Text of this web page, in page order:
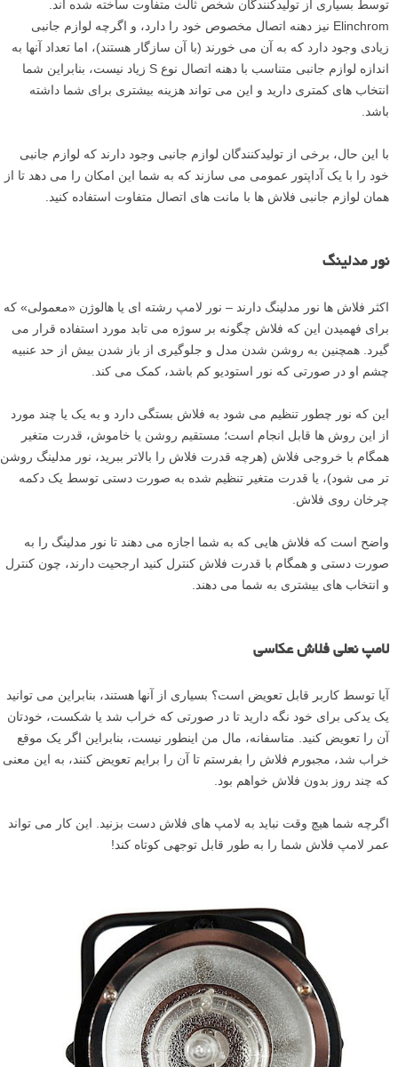
توسط بسیاری از تولیدکنندگان شخص ثالث متفاوت ساخته شده اند.
Elinchrom نیز دهنه اتصال مخصوص خود را دارد، و اگرچه لوازم جانبی
زیادی وجود دارد که به آن می خورند (با آن سازگار هستند)، اما تعداد آنها به
اندازه لوازم جانبی متناسب با دهنه اتصال نوع S زیاد نیست، بنابراین شما
انتخاب های کمتری دارید و این می تواند هزینه بیشتری برای شما داشته
باشد.
با این حال، برخی از تولیدکنندگان لوازم جانبی وجود دارند که لوازم جانبی
خود را با یک آداپتور عمومی می سازند که به شما این امکان را می دهد تا از
همان لوازم جانبی فلاش ها با مانت های اتصال متفاوت استفاده کنید.
نور مدلینگ
اکثر فلاش ها نور مدلینگ دارند – نور لامپ رشته ای یا هالوژن «معمولی» که
برای فهمیدن این که فلاش چگونه بر سوژه می تابد مورد استفاده قرار می
گیرد. همچنین به روشن شدن مدل و جلوگیری از باز شدن بیش از حد عنبیه
چشم او در صورتی که نور استودیو کم باشد، کمک می کند.
این که نور چطور تنظیم می شود به فلاش بستگی دارد و به یک یا چند مورد
از این روش ها قابل انجام است؛ مستقیم روشن یا خاموش، قدرت متغیر
همگام با خروجی فلاش (هرچه قدرت فلاش را بالاتر ببرید، نور مدلینگ روشن
تر می شود)، یا قدرت متغیر تنظیم شده به صورت دستی توسط یک دکمه
چرخان روی فلاش.
واضح است که فلاش هایی که به شما اجازه می دهند تا نور مدلینگ را به
صورت دستی و همگام با قدرت فلاش کنترل کنید ارجحیت دارند، چون کنترل
و انتخاب های بیشتری به شما می دهند.
لامپ نعلی فلاش عکاسی
آیا توسط کاربر قابل تعویض است؟ بسیاری از آنها هستند، بنابراین می توانید
یک یدکی برای خود نگه دارید تا در صورتی که خراب شد یا شکست، خودتان
آن را تعویض کنید. متاسفانه، مال من اینطور نیست، بنابراین اگر یک موقع
خراب شد، مجبورم فلاش را بفرستم تا آن را برایم تعویض کنند، به این معنی
که چند روز بدون فلاش خواهم بود.
اگرچه شما هیچ وقت نباید به لامپ های فلاش دست بزنید. این کار می تواند
عمر لامپ فلاش شما را به طور قابل توجهی کوتاه کند!